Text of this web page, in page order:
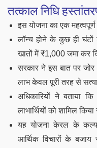
तत्काल निधि
इस योजना का एक
लॉन्च होने के कुछ ही घंटों
खातों में ₹1,000 जमा कर
सरकार ने इस बात पर जोर
लाभ केवल पूरी तरह से
अधिकारियों ने बताया
लाभार्थियों को शामिल किया
यह योजना केरल के
आर्थिक विचारों के बजाय